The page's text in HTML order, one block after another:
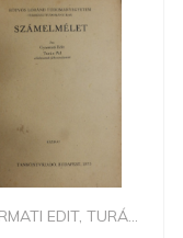
EDIT, TURÁ...